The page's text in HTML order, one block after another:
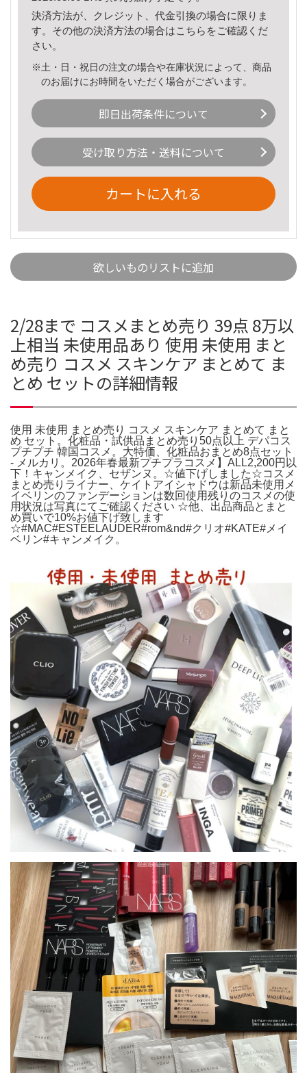
決済方法が、クレジット、代金引換の場合に限りま
す。その他の決済方法の場合はこちら をご確認くだ
さい。
※土・日・祝日の注文の場合や在庫状況によって、商品
のお届けにお時間をいただく場合がございます。
即日出荷条件について
受け取り方法・送料について
カートに入れる
欲しいものリストに追加
2/28まで コスメまとめ売り 39点 8万以
上相当 未使用品あり 使用 未使用 まと
め売り コスメ スキンケア まとめて ま
とめ セットの詳細情報
使用 未使用 まとめ売り コスメ スキンケア まとめて まと
め セット。化粧品・試供品まとめ売り50点以上 デパコス
プチプチ 韓国コスメ。大特価、化粧品おまとめ8点セット
- メルカリ。2026年春最新プチプラコスメ】ALL2,200円以
下！キャンメイク、セザンヌ。☆値下げしました☆コスメ
まとめ売りライナー、ケイトアイシャドウは新品未使用メ
イベリンのファンデーションは数回使用残りのコスメの使
用状況は写真にてご確認ください ☆他、出品商品とまと
め買いで10%お値下げ致します
☆#MAC#ESTEELAUDER#rom&nd#クリオ#KATE#メイ
ベリン#キャンメイク。